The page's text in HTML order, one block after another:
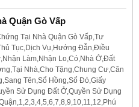
Quận Gò Vấp
Tại Nhà Quận Gò Vấp,Tư
Tục,Dịch Vụ,Hướng Đẫn,Điều
Làm,Nhận Lo,Có,Nhà Ở,Đất
Nhà,Cho Tặng,Chung Cư,Căn
Tên,Sổ Hồng,Sổ Đỏ,Giấy
Sử Dụng Đất Ở,Quyền Sử Dụng